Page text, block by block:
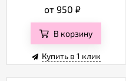
от 950₽
В корзину
Купить в 1 клик